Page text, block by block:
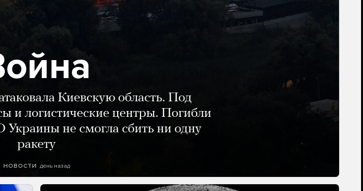
Киевскую область. Под
и логистические центры. Погибли
не смогла сбить ни одну
ракету
НОВОСТИ день назад